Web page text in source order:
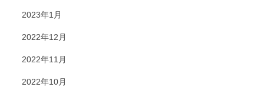
2023年1月
2022年12月
2022年11月
2022年10月